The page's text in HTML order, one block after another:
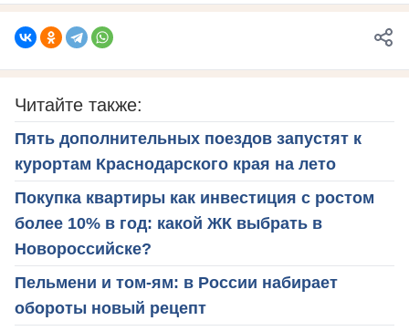
Читайте также:
Пять дополнительных поездов запустят к
курортам Краснодарского края на лето
Покупка квартиры как инвестиция с ростом
более 10% в год: какой ЖК выбрать в
Новороссийске?
Пельмени и том-ям: в России набирает
обороты новый рецепт